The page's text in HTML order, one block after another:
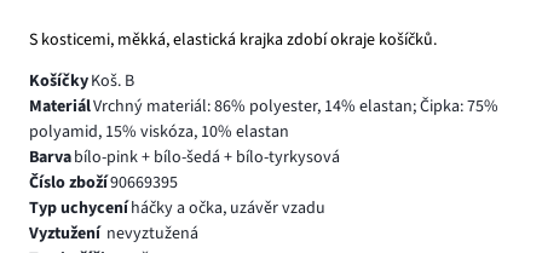
S kosticemi, měkká, elastická krajka zdobí okraje košíčků.
KošíčkyKoš. B
MateriálVrchný materiál: 86% polyester, 14% elastan; Čipka: 75%
polyamid, 15% viskóza, 10% elastan
Barvabílo-pink + bílo-šedá + bílo-tyrkysová
Číslo zboží90669395
Typ uchyceníháčky a očka, uzávěr vzadu
Vyztužení nevyztužená